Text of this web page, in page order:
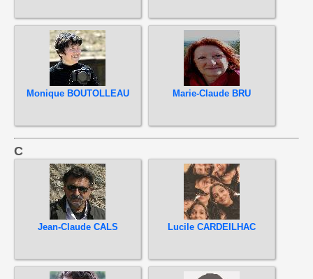
Monique BOUTOLLEAU Marie-Claude BRU
C
Jean-Claude CALS Lucile CARDEILHAC